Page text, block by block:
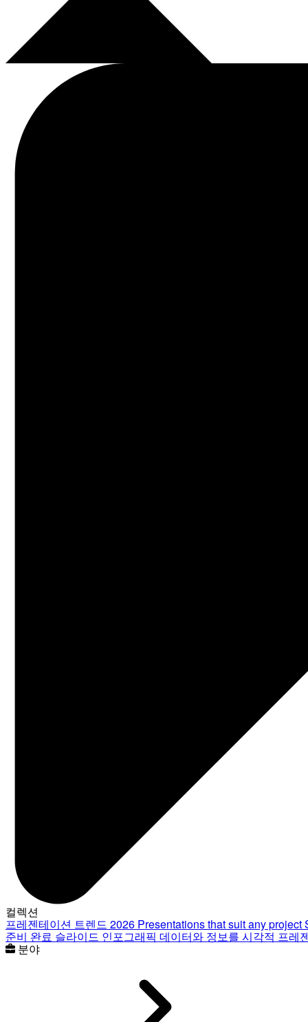
컬렉션
프레젠테이션 트렌드 2026 Presentations that suit any project
준비 완료 슬라이드 인포그래픽 데이터와 정보를 시각적 프레
분야